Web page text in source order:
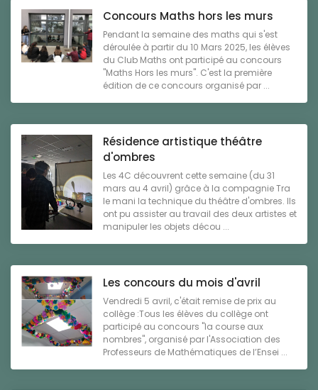
Concours Maths hors les murs
Pendant la semaine des maths qui s'est
déroulée à partir du 10 Mars 2025, les élèves
du Club Maths ont participé au concours
"Maths Hors les murs". C'est la première
édition de ce concours organisé par ...
Résidence artistique théâtre
d'ombres
Les 4C découvrent cette semaine (du 31
mars au 4 avril) grâce à la compagnie Tra
le mani la technique du théâtre d'ombres. Ils
ont pu assister au travail des deux artistes et
manipuler les objets décou ...
Les concours du mois d'avril
Vendredi 5 avril, c'était remise de prix au
collège :Tous les élèves du collège ont
participé au concours "la course aux
nombres", organisé par l'Association des
Professeurs de Mathématiques de l’Ensei ...